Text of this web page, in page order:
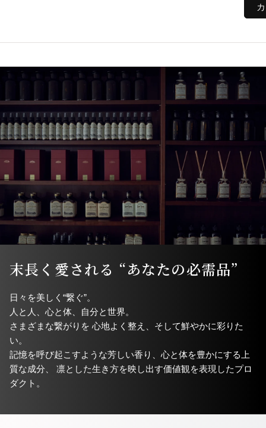
末長く愛される “あなたの必需品”
日々を美しく“繋ぐ”。
人と人、心と体、自分と世界。
さまざまな繋がりを 心地よく整え、そして鮮やかに彩りた
い。
記憶を呼び起こすような芳しい香り、心と体を豊かにする上
質な成分、 凛とした生き方を映し出す価値観を表現したプロ
ダクト。